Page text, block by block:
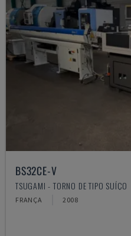
BS32CE-V
TSUGAMI - TORNO DE TIPO SUÍÇO
FRANÇA 2008